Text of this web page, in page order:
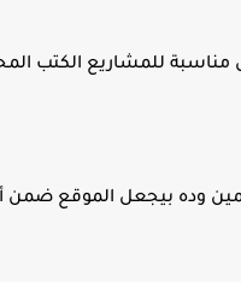
للمشاريع الكتب
مصممين وده بيجعل الموقع